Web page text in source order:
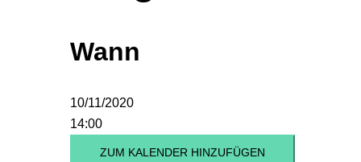
Wann
10/11/2020
14:00
ZUM KALENDER HINZUFÜGEN